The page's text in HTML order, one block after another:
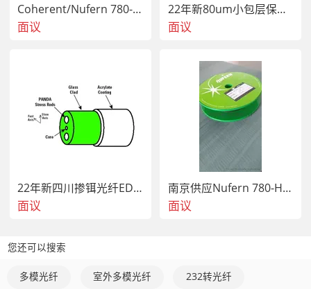
Coherent/Nufern 780-OCT光纤
面议
22年新80um小包层保偏光纤PM1017-B
面议
22年新四川掺铒光纤EDFC-980-HP
面议
南京供应Nufern 780-HP单模光纤--近红外单模光纤
面议
您还可以搜索
多模光纤 室外多模光纤 232转光纤